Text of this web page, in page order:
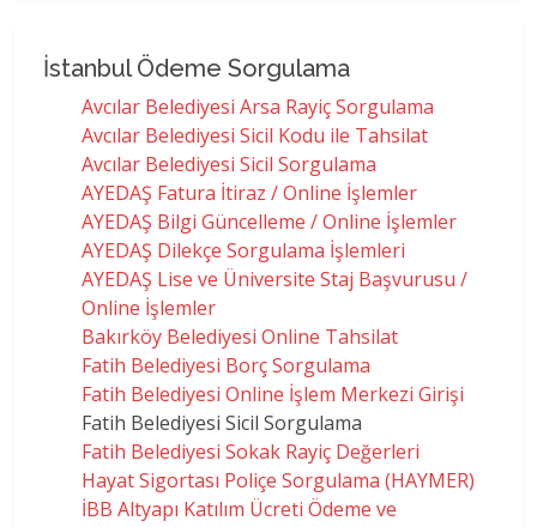
İstanbul Ödeme Sorgulama
Avcılar Belediyesi Arsa Rayiç Sorgulama
Avcılar Belediyesi Sicil Kodu ile Tahsilat
Avcılar Belediyesi Sicil Sorgulama
AYEDAŞ Fatura İtiraz / Online İşlemler
AYEDAŞ Bilgi Güncelleme / Online İşlemler
AYEDAŞ Dilekçe Sorgulama İşlemleri
AYEDAŞ Lise ve Üniversite Staj Başvurusu /
Online İşlemler
Bakırköy Belediyesi Online Tahsilat
Fatih Belediyesi Borç Sorgulama
Fatih Belediyesi Online İşlem Merkezi Girişi
Fatih Belediyesi Sicil Sorgulama
Fatih Belediyesi Sokak Rayiç Değerleri
Hayat Sigortası Poliçe Sorgulama (HAYMER)
İBB Altyapı Katılım Ücreti Ödeme ve